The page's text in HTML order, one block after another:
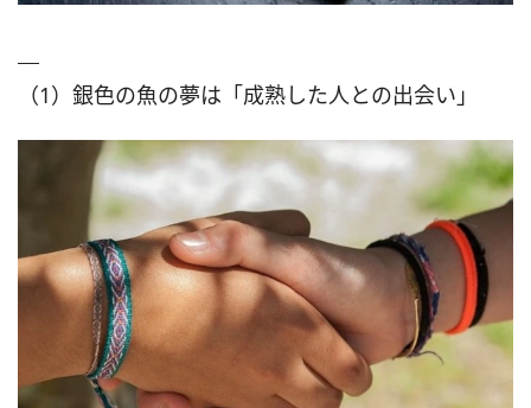
（1）銀色の魚の夢は「成熟した人との出会い」